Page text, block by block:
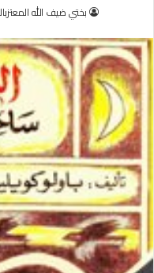
بختي ضيف الله